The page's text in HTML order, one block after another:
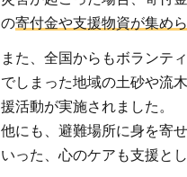
金
非営
利団
体に
寄付
2.3
の寄付金や支援物資が集め
また、全国からもボランテ
でしまった地域の土砂や流
援活動が実施されました。
他にも、避難場所に身を寄せ
いった、心のケアも支援と